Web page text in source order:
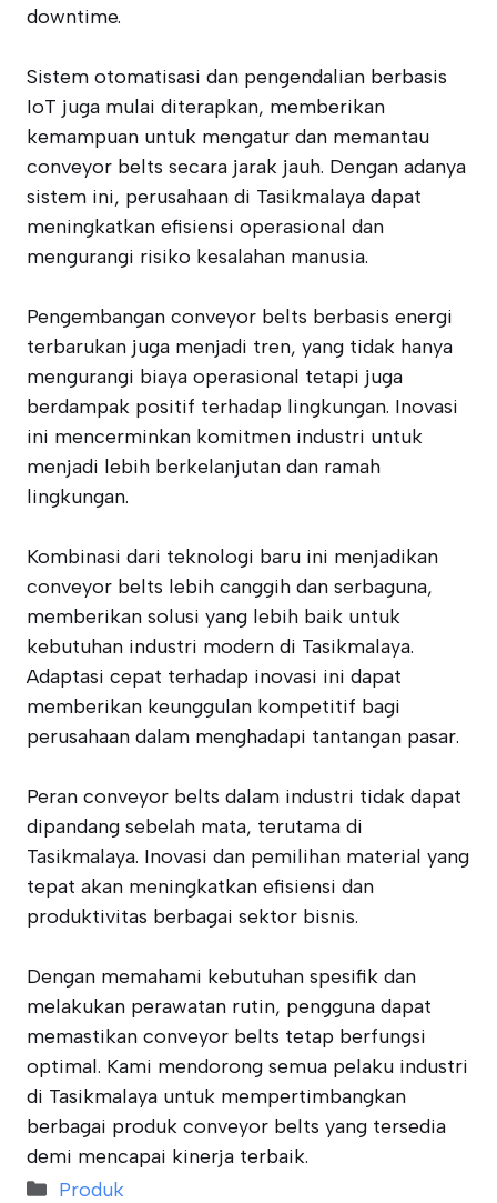
downtime.
Sistem otomatisasi dan pengendalian berbasis
IoT juga mulai diterapkan, memberikan
kemampuan untuk mengatur dan memantau
conveyor belts secara jarak jauh. Dengan adanya
sistem ini, perusahaan di Tasikmalaya dapat
meningkatkan efisiensi operasional dan
mengurangi risiko kesalahan manusia.
Pengembangan conveyor belts berbasis energi
terbarukan juga menjadi tren, yang tidak hanya
mengurangi biaya operasional tetapi juga
berdampak positif terhadap lingkungan. Inovasi
ini mencerminkan komitmen industri untuk
menjadi lebih berkelanjutan dan ramah
lingkungan.
Kombinasi dari teknologi baru ini menjadikan
conveyor belts lebih canggih dan serbaguna,
memberikan solusi yang lebih baik untuk
kebutuhan industri modern di Tasikmalaya.
Adaptasi cepat terhadap inovasi ini dapat
memberikan keunggulan kompetitif bagi
perusahaan dalam menghadapi tantangan pasar.
Peran conveyor belts dalam industri tidak dapat
dipandang sebelah mata, terutama di
Tasikmalaya. Inovasi dan pemilihan material yang
tepat akan meningkatkan efisiensi dan
produktivitas berbagai sektor bisnis.
Dengan memahami kebutuhan spesifik dan
melakukan perawatan rutin, pengguna dapat
memastikan conveyor belts tetap berfungsi
optimal. Kami mendorong semua pelaku industri
di Tasikmalaya untuk mempertimbangkan
berbagai produk conveyor belts yang tersedia
demi mencapai kinerja terbaik.
Categories
Produk